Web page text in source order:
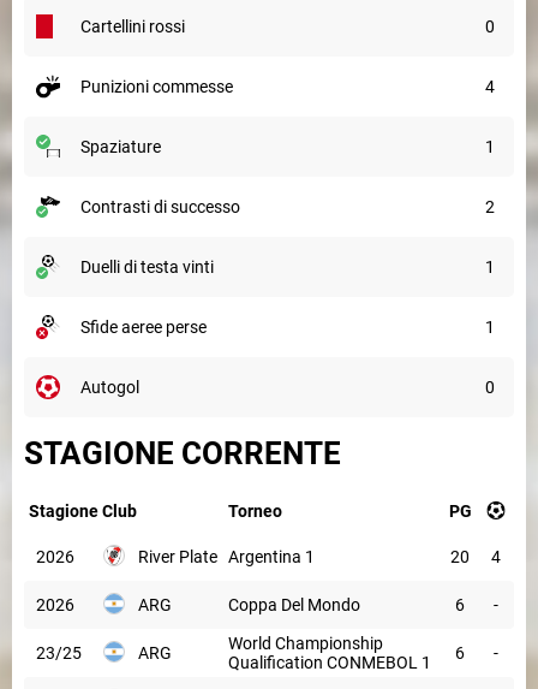
cartellini rossi 0
punizioni commesse 4
spaziature 1
contrasti di successo 2
duelli di testa vinti 1
sfide aeree perse 1
autogol 0
STAGIONE CORRENTE
Stagione Club Torneo PG
2026 River Plate Argentina 1 20 4
2026 ARG Coppa Del Mondo 6 -
23/25 ARG
World Championship
Qualification CONMEBOL 1
6 -